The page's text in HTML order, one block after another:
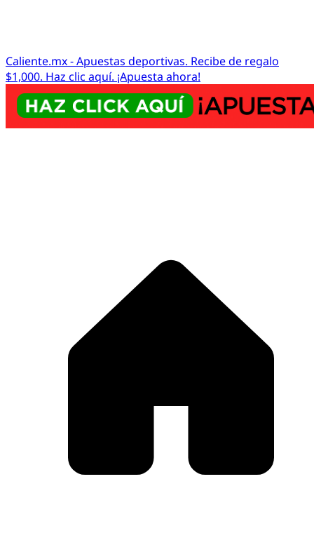
Caliente.mx - Apuestas deportivas. Recibe de regalo
$1,000. Haz clic aquí. ¡Apuesta ahora!